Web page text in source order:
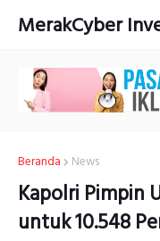
MerakCyber
Beranda News
Kapolri Pimpin
untuk 10.548